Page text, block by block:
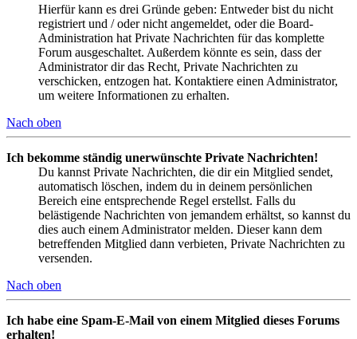
Hierfür kann es drei Gründe geben: Entweder bist du nicht
registriert und / oder nicht angemeldet, oder die Board-
Administration hat Private Nachrichten für das komplette
Forum ausgeschaltet. Außerdem könnte es sein, dass der
Administrator dir das Recht, Private Nachrichten zu
verschicken, entzogen hat. Kontaktiere einen Administrator,
um weitere Informationen zu erhalten.
Nach oben
Ich bekomme ständig unerwünschte Private Nachrichten!
Du kannst Private Nachrichten, die dir ein Mitglied sendet,
automatisch löschen, indem du in deinem persönlichen
Bereich eine entsprechende Regel erstellst. Falls du
belästigende Nachrichten von jemandem erhältst, so kannst du
dies auch einem Administrator melden. Dieser kann dem
betreffenden Mitglied dann verbieten, Private Nachrichten zu
versenden.
Nach oben
Ich habe eine Spam-E-Mail von einem Mitglied dieses Forums
erhalten!